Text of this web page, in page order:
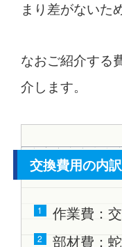
まり差がないた
なおご紹介する
介します。
交換費用の内訳
作業費：
部材費：